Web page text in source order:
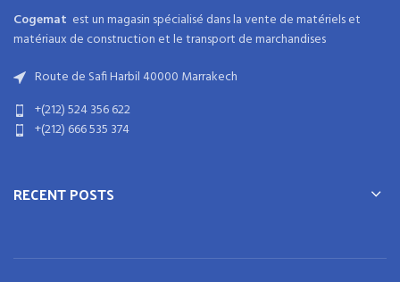
Cogemat est un magasin spécialisé dans lavente de matériels et
matériaux de construction etle transport de marchandises
Route de Safi Harbil 40000 Marrakech
+(212) 524 356 622
+(212) 666 535 374
RECENT POSTS